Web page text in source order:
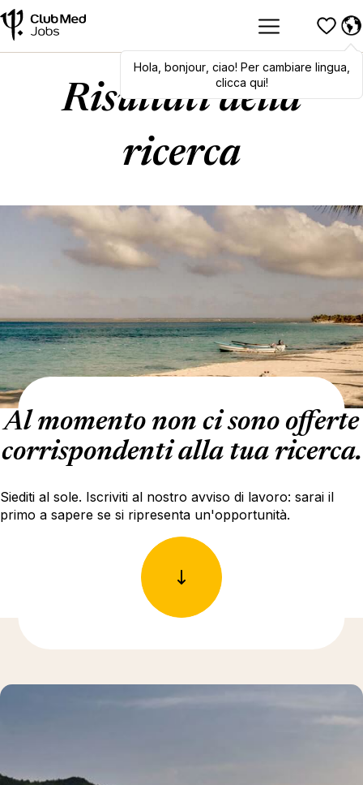
Hola,bonjour,ciao! To switch
languages, click here!
Hola bonjour, ciao! Per cambiare lingua,
clicca qui!
Risultati della
ricerca
Al momento non ci sono offerte
corrispondenti alla tua ricerca.
Siediti al sole. Iscriviti al nostro avviso di lavoro: sarai il
primo a sapere se si ripresenta un'opportunità.